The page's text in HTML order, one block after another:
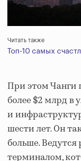
Читать также
Топ-10 самых
При этом Чанги
более $2 млрд в
и
шести лет. Он
больше.
терминалом,